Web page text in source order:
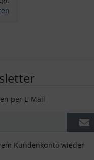
per E-Mail
Kundenkonto wieder